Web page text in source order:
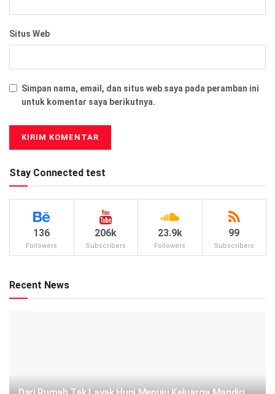
Situs Web
Simpan nama, email, dan situs web saya pada peramban ini
untuk komentar saya berikutnya.
Stay Connected test
136
Followers
206k
Subscribers
23.9k
Followers
99
Subscribers
Recent News